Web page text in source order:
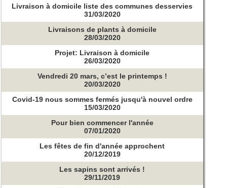
Livraison à domicile liste des communes desservies
31/03/2020
Livraisons de plants à domicile
28/03/2020
Projet: Livraison à domicile
26/03/2020
Vendredi 20 mars, c’est le printemps !
20/03/2020
Covid-19 nous sommes fermés jusqu'à nouvel ordre
15/03/2020
Pour bien commencer l'année
07/01/2020
Les fêtes de fin d'année approchent
20/12/2019
Les sapins sont arrivés !
29/11/2019